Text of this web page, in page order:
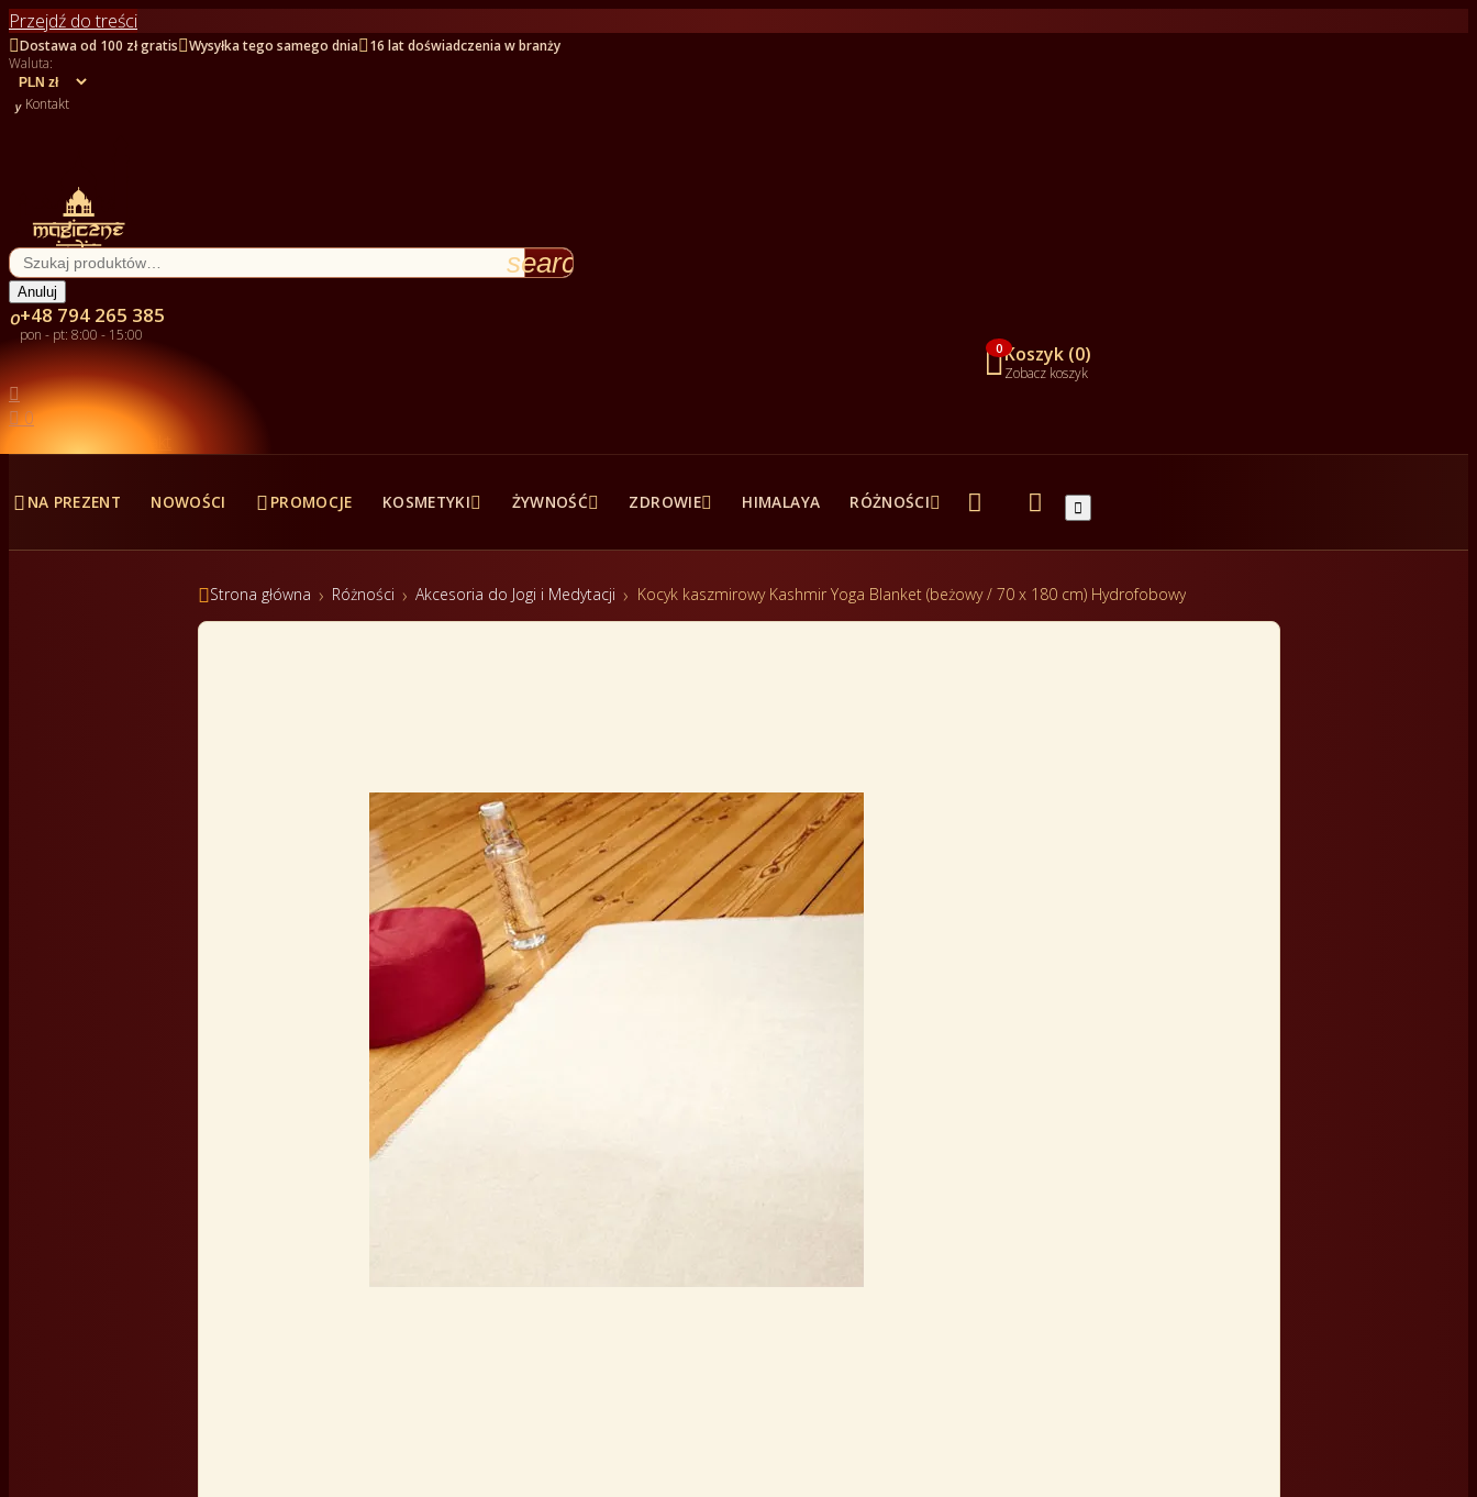
Przejdź do treści
Dostawa od 100 zł gratisWysyłka tego samego dnia16 lat doświadczenia w branży
Waluta:
 Kontakt
search
Anuluj
+48 794 265 385
pon - pt: 8:00 - 15:00

0Koszyk (0)
Zobacz koszyk

0
 NA PREZENT NOWOŚCI  PROMOCJE KOSMETYKI ŻYWNOŚĆ ZDROWIE HIMALAYA RÓŻNOŚCI   
Strona główna Różności Akcesoria do Jogi i Medytacji Kocyk kaszmirowy Kashmir Yoga Blanket (beżowy / 70 x 180 cm) Hydrofobowy